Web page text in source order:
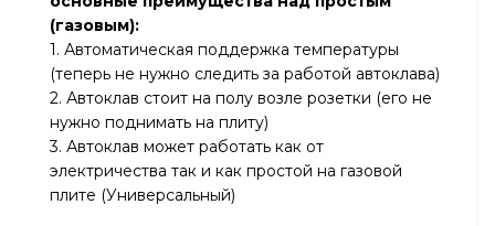
(газовым):
1. Автоматическая поддержка температуры
(теперь не нужно следить за работой автоклава)
2. Автоклав стоит на полу возле розетки (его не
нужно поднимать на плиту)
3. Автоклав может работать как от
электричества так и как простой на газовой
плите (Универсальный)